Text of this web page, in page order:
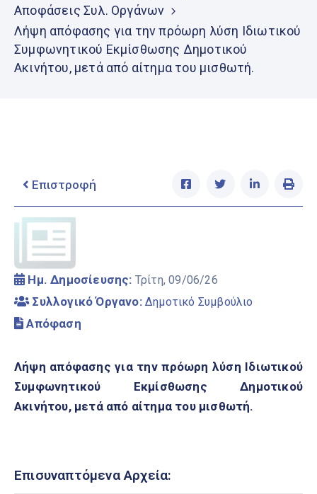
Μητρώο
Εθελοντών
Ελληνικά
English
Αποφάσεις Συλ. Οργάνων
Λήψη απόφασης για την πρόωρη λύση Ιδιωτικού
Συμφωνητικού Εκμίσθωσης Δημοτικού
Ακινήτου, μετά από αίτημα του μισθωτή.
Επιστροφή
Ημ. Δημοσίευσης: Τρίτη, 09/06/26
Συλλογικό Όργανο:Δημοτικό Συμβούλιο
Απόφαση
Λήψη απόφασης για την πρόωρη λύση Ιδιωτικού
Συμφωνητικού Εκμίσθωσης Δημοτικού
Ακινήτου, μετά από αίτημα του μισθωτή.
Επισυναπτόμενα Αρχεία: